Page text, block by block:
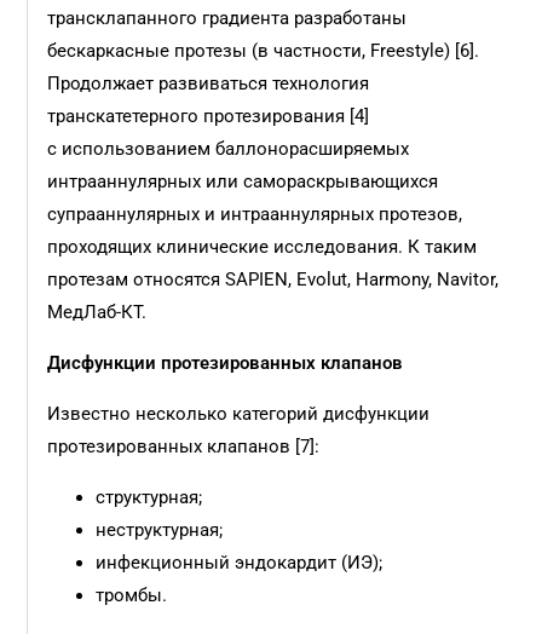
трансклапанного градиента разработаны
бескаркасные протезы (в частности, Freestyle) [6].
Продолжает развиваться технология
транскатетерного протезирования [4]
с использованием баллонорасширяемых
интрааннулярных или самораскрывающихся
супрааннулярных и интрааннулярных протезов,
проходящих клинические исследования. К таким
протезам относятся SAPIEN, Evolut, Harmony, Navitor,
МедЛаб-КТ.
Дисфункции протезированных клапанов
Известно несколько категорий дисфункции
протезированных клапанов [7]:
структурная;
неструктурная;
инфекционный эндокардит (ИЭ);
тромбы.